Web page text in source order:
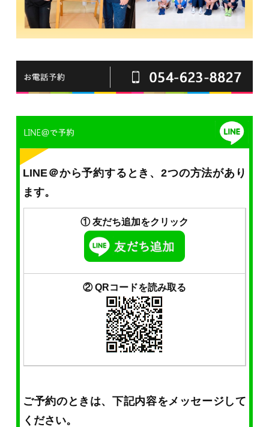
LINE＠から予約するとき、2つの方法があり
ます。
① 友だち追加をクリック
② QRコードを読み取る
ご予約のときは、下記内容をメッセージして
ください。